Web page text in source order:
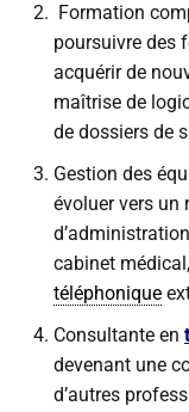
Formation
poursuivre des
acquérir de
maîtrise de
de dossiers de
Gestion des
évoluer vers un
cabinet
téléphonique
Consultante en
devenant une
d’autres